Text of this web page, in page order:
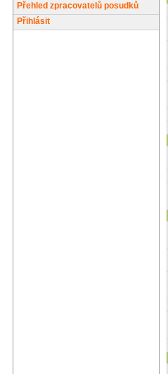
Přehled zpracovatelů posudků
Přihlásit